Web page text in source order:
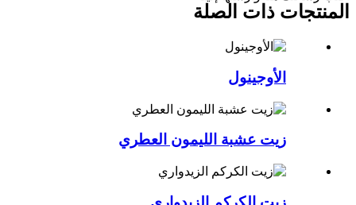
المنتجات ذات الصلة
الأوجينول
زيت عشبة الليمون العطري